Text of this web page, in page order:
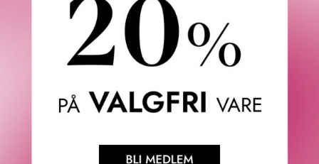
nære og beskytte huden din. Inneholdende sheasmør,
avokadoolje og en naturlig prebiotisk kompleks, fukter den
effektivt, absorberes raskt og etterlater huden din med et
sunnere utseende og følelse.
Opplev de utrolige fordelene ved Eight Hour Daily Body
· Mykgjør: Hjelper med å berolige tørr hud.